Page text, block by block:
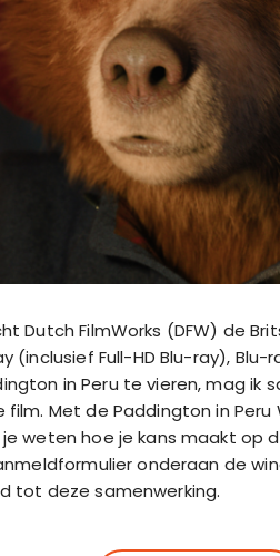
Dutch FilmWorks (DFW) de
(inclusief Full-HD Blu-ray),
in Peru te vieren, mag ik
Met de Paddington in Peru
weten hoe je kans maakt op
onderaan de
tot deze samenwerking.